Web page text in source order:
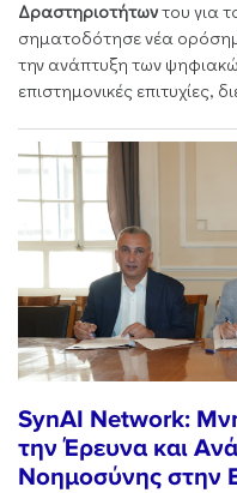
Δραστηριοτήτωντου για
σηματοδότησε νέα
την ανάπτυξη των
επιστημονικές επιτυχίες,
SynAI Network:
την Έρευνα και
Νοημοσύνης στην